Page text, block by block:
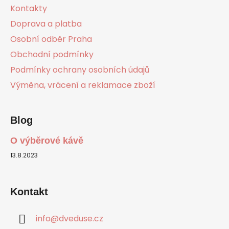
Kontakty
Doprava a platba
Osobní odběr Praha
Obchodní podmínky
Podmínky ochrany osobních údajů
Výměna, vrácení a reklamace zboží
Blog
O výběrové kávě
13.8.2023
Kontakt
info@dveduse.cz